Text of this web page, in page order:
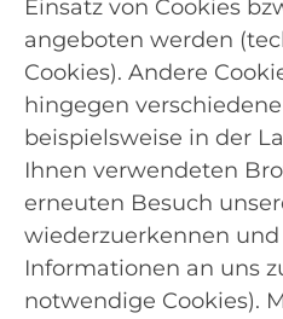
Einsatz von Cookies
angeboten werden
Cookies). Andere
hingegen
beispielsweise in der
Ihnen verwendeten
erneuten Besuch
wiederzuerkennen
Informationen an uns
notwendige Cookies).